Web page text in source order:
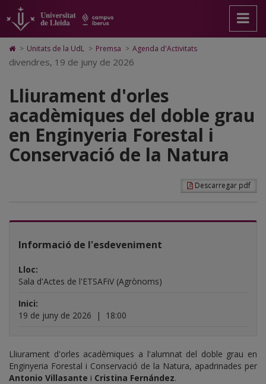
Lliurament
d'orles
acadèmiques
del
doble
grau
en
Enginyeria
Forestal
Conservació
de
Natura
pàgina
principal.
Universitat
Lleida
contingut
principal
Mapa
Web.
Universitat
Cerca
Accessibilitat.
Universitat
Lleida
Icono
de
Home
a
página
inicio
> Unitats de la UdL > Premsa > Agenda d'Activitats
divendres, 19 de juny de 2026
Lliurament d'orles
acadèmiques del doble grau
en Enginyeria Forestal i
Conservació de la Natura
Descarregar pdf
Informació de l'esdeveniment
Lloc:
Sala d'Actes de l'ETSAFiV (Agrònoms)
Inici:
19 de juny de 2026
| 18:00
Lliurament d'orles acadèmiques a l'alumnat del doble grau en
Enginyeria Forestal i Conservació de la Natura, apadrinades per
Antonio Villasante i Cristina Fernández.